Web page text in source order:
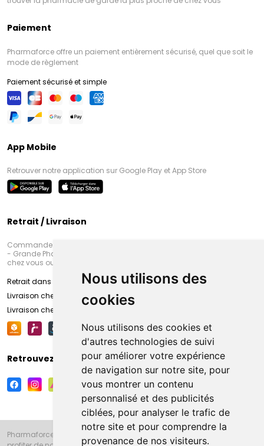
Nous utilisons des
cookies
Nous utilisons des cookies et
d'autres technologies de suivi
pour améliorer votre expérience
de navigation sur notre site, pour
vous montrer un contenu
personnalisé et des publicités
ciblées, pour analyser le trafic de
notre site et pour comprendre la
provenance de nos visiteurs.
Paiement
Pharmaforce offre un paiement entièrement sécurisé, quel que soit le
mode de règlement
Paiement sécurisé et simple
App Mobile
Retrouver notre application sur Google Play et App Store
Retrait / Livraison
Commandez en ligne et venez chercher votre commande à Amiens
- Grande Pharmacie d’Amiens (Fachon) ou recevez-là rapidement
chez vous ou en point retrait
Retrait dans la pharmacie d’Amiens
Livraison chez vous
Livraison chez votre commerçant
Retrouvez-nous sur vos réseaux sociaux
Pharmaforce.fr et la Grande Pharmacie d’Amiens vous souhaitent de